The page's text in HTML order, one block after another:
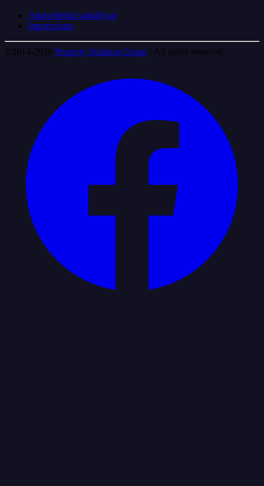
Adatvédelmi szabályzat
Impresszum
©2014-2026 Property Solution Group - All rights reserved.